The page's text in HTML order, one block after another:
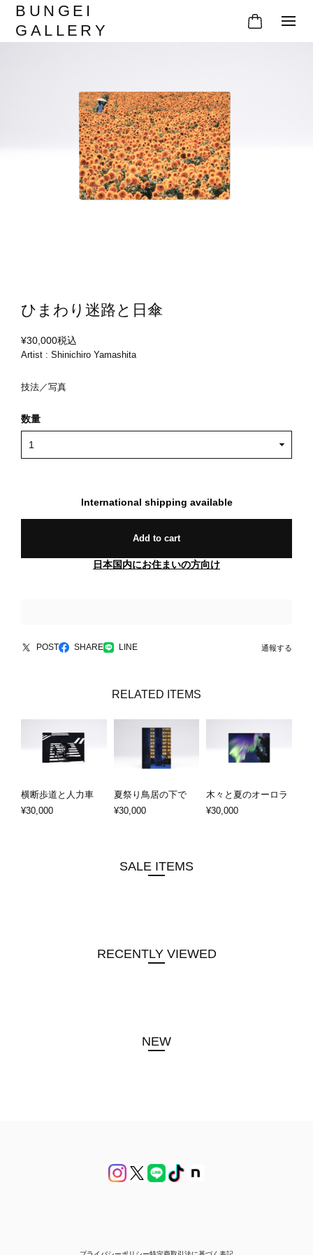
BUNGEI
GALLERY
ひまわり迷路と日傘
¥30,000税込
Artist : Shinichiro Yamashita
技法／写真
数量
International shipping available
Add to cart
日本国内にお住まいの方向け
POST SHARE LINE 通報する
RELATED ITEMS
横断歩道と人力車
¥30,000
夏祭り鳥居の下で
¥30,000
木々と夏のオーロラ
¥30,000
SALE ITEMS
RECENTLY VIEWED
NEW